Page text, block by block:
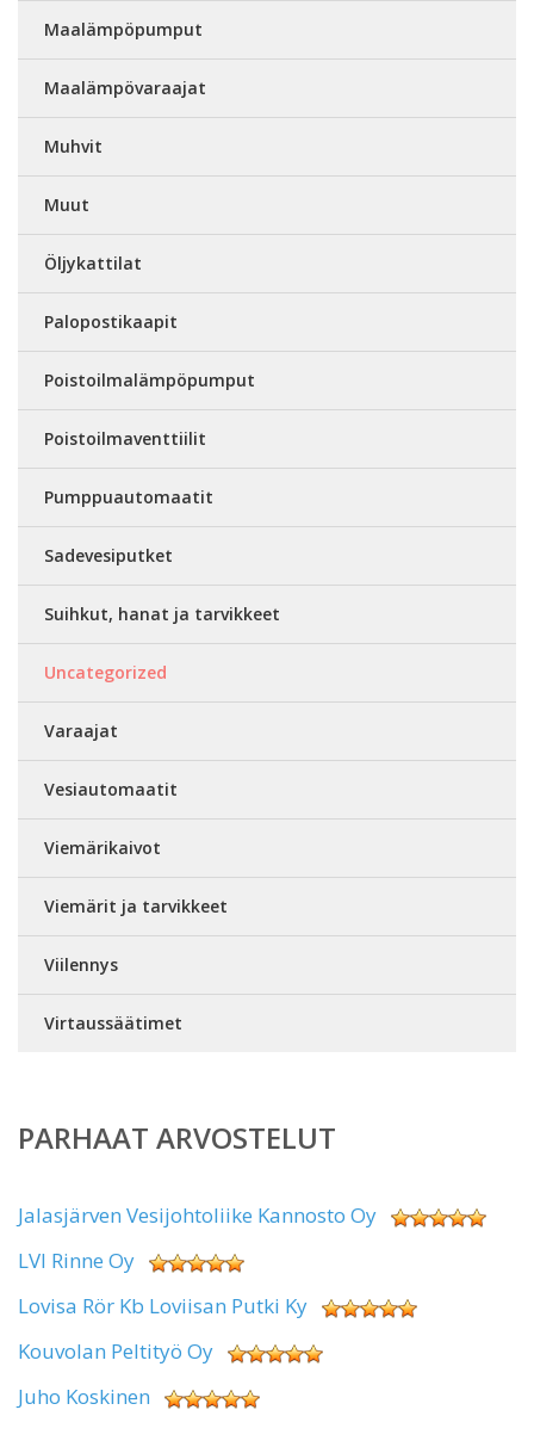
Maalämpöpumput
Maalämpövaraajat
Muhvit
Muut
Öljykattilat
Palopostikaapit
Poistoilmalämpöpumput
Poistoilmaventtiilit
Pumppuautomaatit
Sadevesiputket
Suihkut, hanat ja tarvikkeet
Uncategorized
Varaajat
Vesiautomaatit
Viemärikaivot
Viemärit ja tarvikkeet
Viilennys
Virtaussäätimet
PARHAAT ARVOSTELUT
Jalasjärven Vesijohtoliike Kannosto Oy
LVI Rinne Oy
Lovisa Rör Kb Loviisan Putki Ky
Kouvolan Peltityö Oy
Juho Koskinen